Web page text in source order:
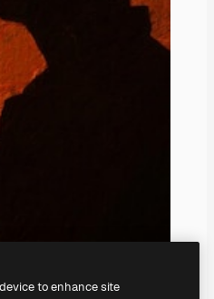
to enhance site